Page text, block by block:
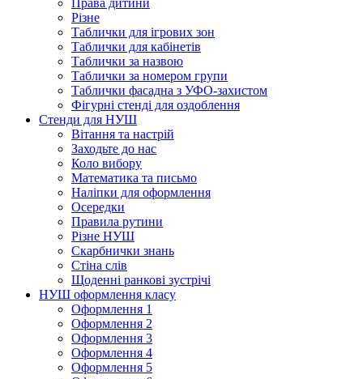
Права дитини
Різне
Таблички для ігрових зон
Таблички для кабінетів
Таблички за назвою
Таблички за номером групи
Таблички фасадна з УФО-захистом
Фігурні стенді для оздоблення
Стенди для НУШ
Вітання та настрій
Заходьте до нас
Коло вибору
Математика та письмо
Наліпки для оформлення
Осередки
Правила рутини
Різне НУШ
Скарбнички знань
Стіна слів
Щоденні ранкові зустрічі
НУШ оформлення класу
Оформлення 1
Оформлення 2
Оформлення 3
Оформлення 4
Оформлення 5